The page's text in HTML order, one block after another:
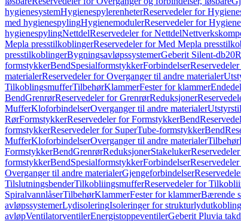
hygienesystemHygienespylerenheterReservedeler for
med hygienespylingHygienemodulerReservedeler for
hygienespylingNettdelReservedeler for Nettdel
Mepla presstilkoblingerReservedeler for Med Mepla
presstilkoblingerBygningsavløpssystemerGeberit Silent-db20
formstykkerBendSpesialformstykkerForbindelser
materialerReservedeler for Overganger til andre materialer
TilkoblingsmufferTilbehørKlammerFester for klammer
BendGrenrørReservedeler for GrenrørReduksjoner
MufferKloforbindelserOverganger til andre materialer
RørFormstykkerReservedeler for FormstykkerBend
formstykkerReservedeler for SuperTube-formstykkerBend
MufferKloforbindelserOverganger til andre materialerTilbehør
FormstykkerBendGrenrørReduksjonerStakeluker
formstykkerBendSpesialformstykkerForbindelser
Overganger til andre materialerGjengeforbindelser
TilslutningsbenderTilkobliingsmufferReservedeler for
SpiralvannlåserTilbehørKlammerFester for klammerBærende
avløpssystemerLydisoleringIsoleringer for strukturlydutkobling
avløpVentilatorventilerEnergistoppeventilerGeberit Pluvia